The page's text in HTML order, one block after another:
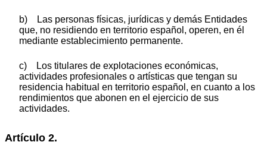
b) Las personas físicas, jurídicas y demás Entidades
que, no residiendo en territorio español, operen, en él
mediante establecimiento permanente.
c) Los titulares de explotaciones económicas,
actividades profesionales o artísticas que tengan su
residencia habitual en territorio español, en cuanto a los
rendimientos que abonen en el ejercicio de sus
actividades.
Artículo 2.